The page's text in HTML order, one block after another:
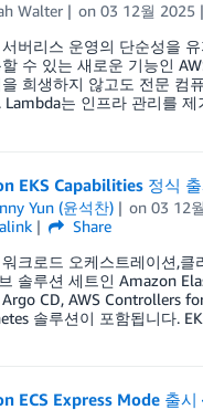
Walter on03 12월 2025
버리스 운영의 단순성을
수 있는 새로운 기능인
희생하지 않고도 전문 컴
Lambda는 인프라 관리를
EKS Capabilities 정식
Yun (윤석찬) on03 12
Share
워크로드 오케스트레이션,
솔루션 세트인 Amazon
CD, AWS Controllers
솔루션이 포함됩니다.
ECS Express Mode 출